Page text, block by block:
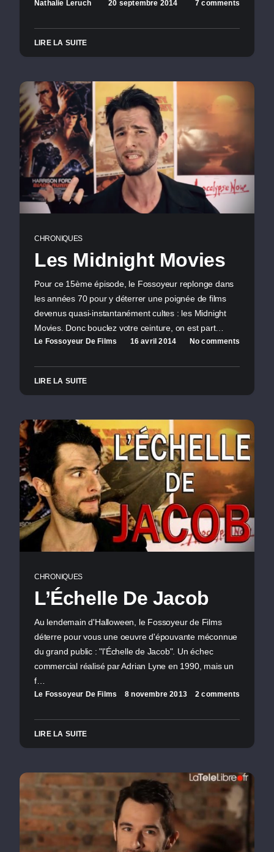
Nathalie Leruch 20 septembre 2014 7 comments
LIRE LA SUITE
CHRONIQUES
Les Midnight Movies
Pour ce 15ème épisode, le Fossoyeur replonge dans
les années 70 pour y déterrer une poignée de films
devenus quasi-instantanément cultes : les Midnight
Movies. Donc bouclez votre ceinture, on est part…
Le Fossoyeur De Films 16 avril 2014 No comments
LIRE LA SUITE
CHRONIQUES
L’Échelle De Jacob
Au lendemain d'Halloween, le Fossoyeur de Films
déterre pour vous une oeuvre d'épouvante méconnue
du grand public : "l'Échelle de Jacob". Un échec
commercial réalisé par Adrian Lyne en 1990, mais un
f…
Le Fossoyeur De Films 8 novembre 2013 2 comments
LIRE LA SUITE